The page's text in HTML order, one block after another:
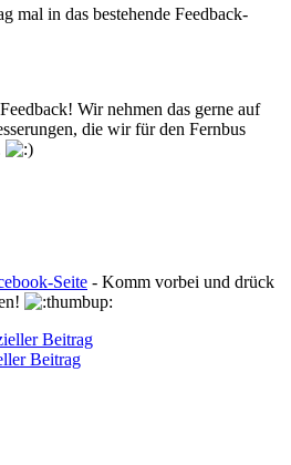
mal in das bestehende Feedback-
Wir nehmen das gerne auf
die wir für den Fernbus
Seite - Komm vorbei und drück
Beitrag
Beitrag